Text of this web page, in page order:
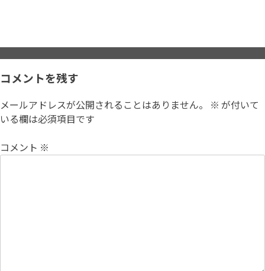
コメントを残す
メールアドレスが公開されることはありません。 ※ が付いて
いる欄は必須項目です
コメント ※